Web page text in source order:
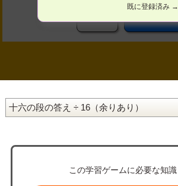
既に登録済み →
この学習ゲームに必要な知識